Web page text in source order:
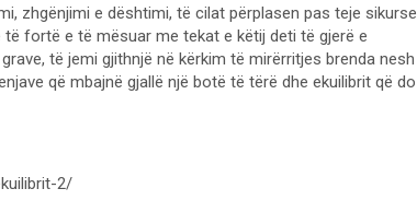
zhgënjimi e dështimi, të cilat përplasen pas teje sikurse
fortë e të mësuar me tekat e këtij deti të gjerë e
të jemi gjithnjë në kërkim të mirërritjes brenda nesh
që mbajnë gjallë një botë të tërë dhe ekuilibrit që do
2/